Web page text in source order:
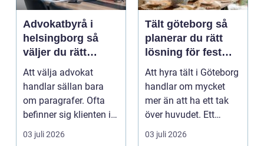
Advokatbyrå i
helsingborg så
väljer du rätt
juridiskt stöd
Att välja advokat
handlar sällan bara
om paragrafer. Ofta
befinner sig klienten i
en utsatt situatio...
03 juli 2026
Tält göteborg så
planerar du rätt
lösning för fest
och event
Att hyra tält i Göteborg
handlar om mycket
mer än att ha ett tak
över huvudet. Ett
genomtänkt tält s...
03 juli 2026